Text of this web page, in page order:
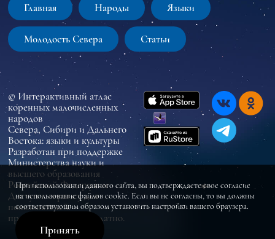
Главная Народы Языки
Молодость Севера Статьи
© Интерактивный атлас
коренных малочисленных
народов
Севера, Сибири и Дальнего
Востока: языки и культуры
Разработан при поддержке
Министерства науки и
высшего образования
Российской Федерации
Доступ к сервису для
пользователей
предоставляется бесплатно.
При использовании данного сайта, вы подтверждаете свое согласие
на использование файлов cookie. Если вы не согласны, то вы должны
соответствующим образом установить настройки вашего браузера.
Принять